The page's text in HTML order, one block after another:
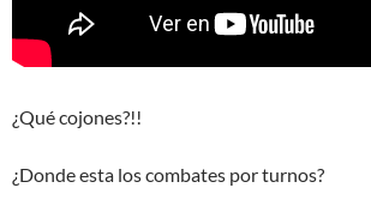
¿Qué cojones?!!
¿Donde esta los combates por turnos?